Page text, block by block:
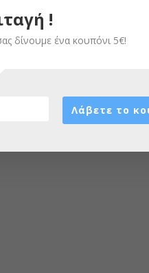
!
δίνουμε ένα κουπόνι 5€!
Λάβετε το